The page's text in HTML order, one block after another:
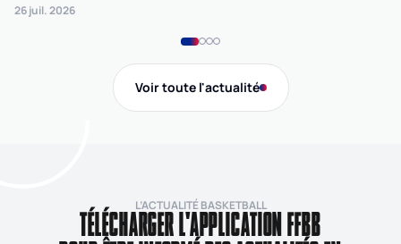
journées de compétition disputées sur la plage Cousteau, Lille
26 juil. 2026
Voir toute l'actualité
L’ACTUALITÉ BASKETBALL
TÉLÉCHARGER L'APPLICATION FFBB